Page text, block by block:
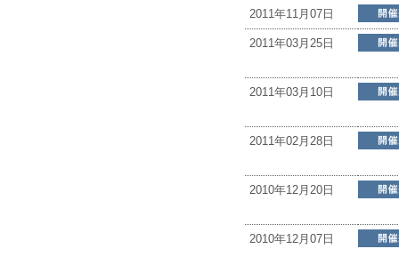
2011年11月07日
2011年03月25日
2011年03月10日
2011年02月28日
2010年12月20日
2010年12月07日